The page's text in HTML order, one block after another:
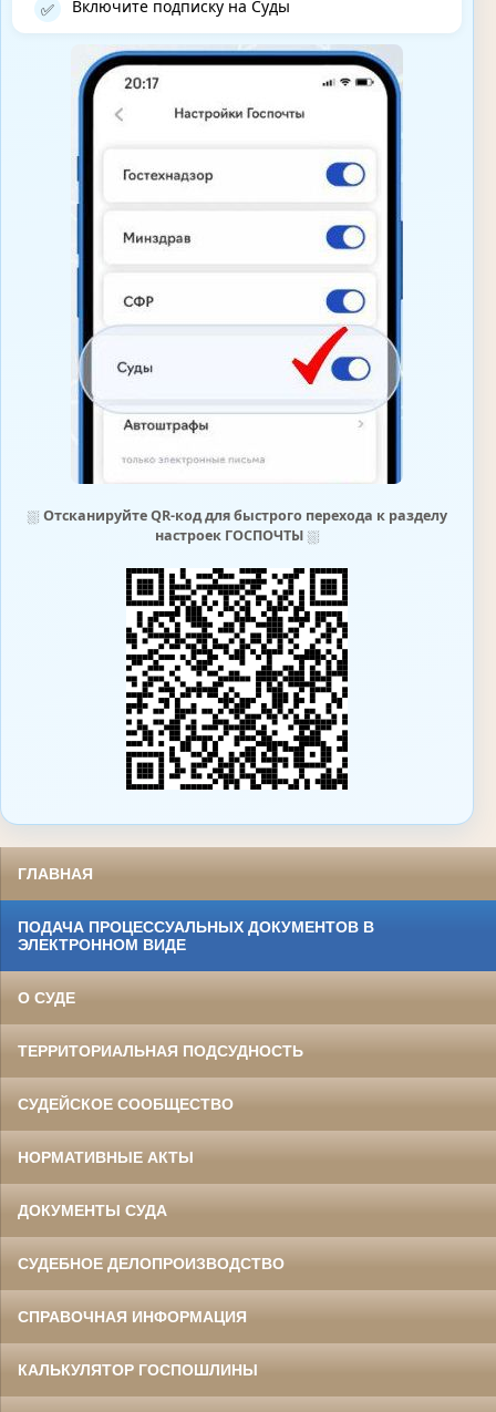
✅ Включите подписку на Суды
⛆ Отсканируйте QR-код для быстрого перехода к разделу
настроек ГОСПОЧТЫ⛆
ГЛАВНАЯ
ПОДАЧА ПРОЦЕССУАЛЬНЫХ ДОКУМЕНТОВ В
ЭЛЕКТРОННОМ ВИДЕ
О СУДЕ
ТЕРРИТОРИАЛЬНАЯ ПОДСУДНОСТЬ
СУДЕЙСКОЕ СООБЩЕСТВО
НОРМАТИВНЫЕ АКТЫ
ДОКУМЕНТЫ СУДА
СУДЕБНОЕ ДЕЛОПРОИЗВОДСТВО
СПРАВОЧНАЯ ИНФОРМАЦИЯ
КАЛЬКУЛЯТОР ГОСПОШЛИНЫ